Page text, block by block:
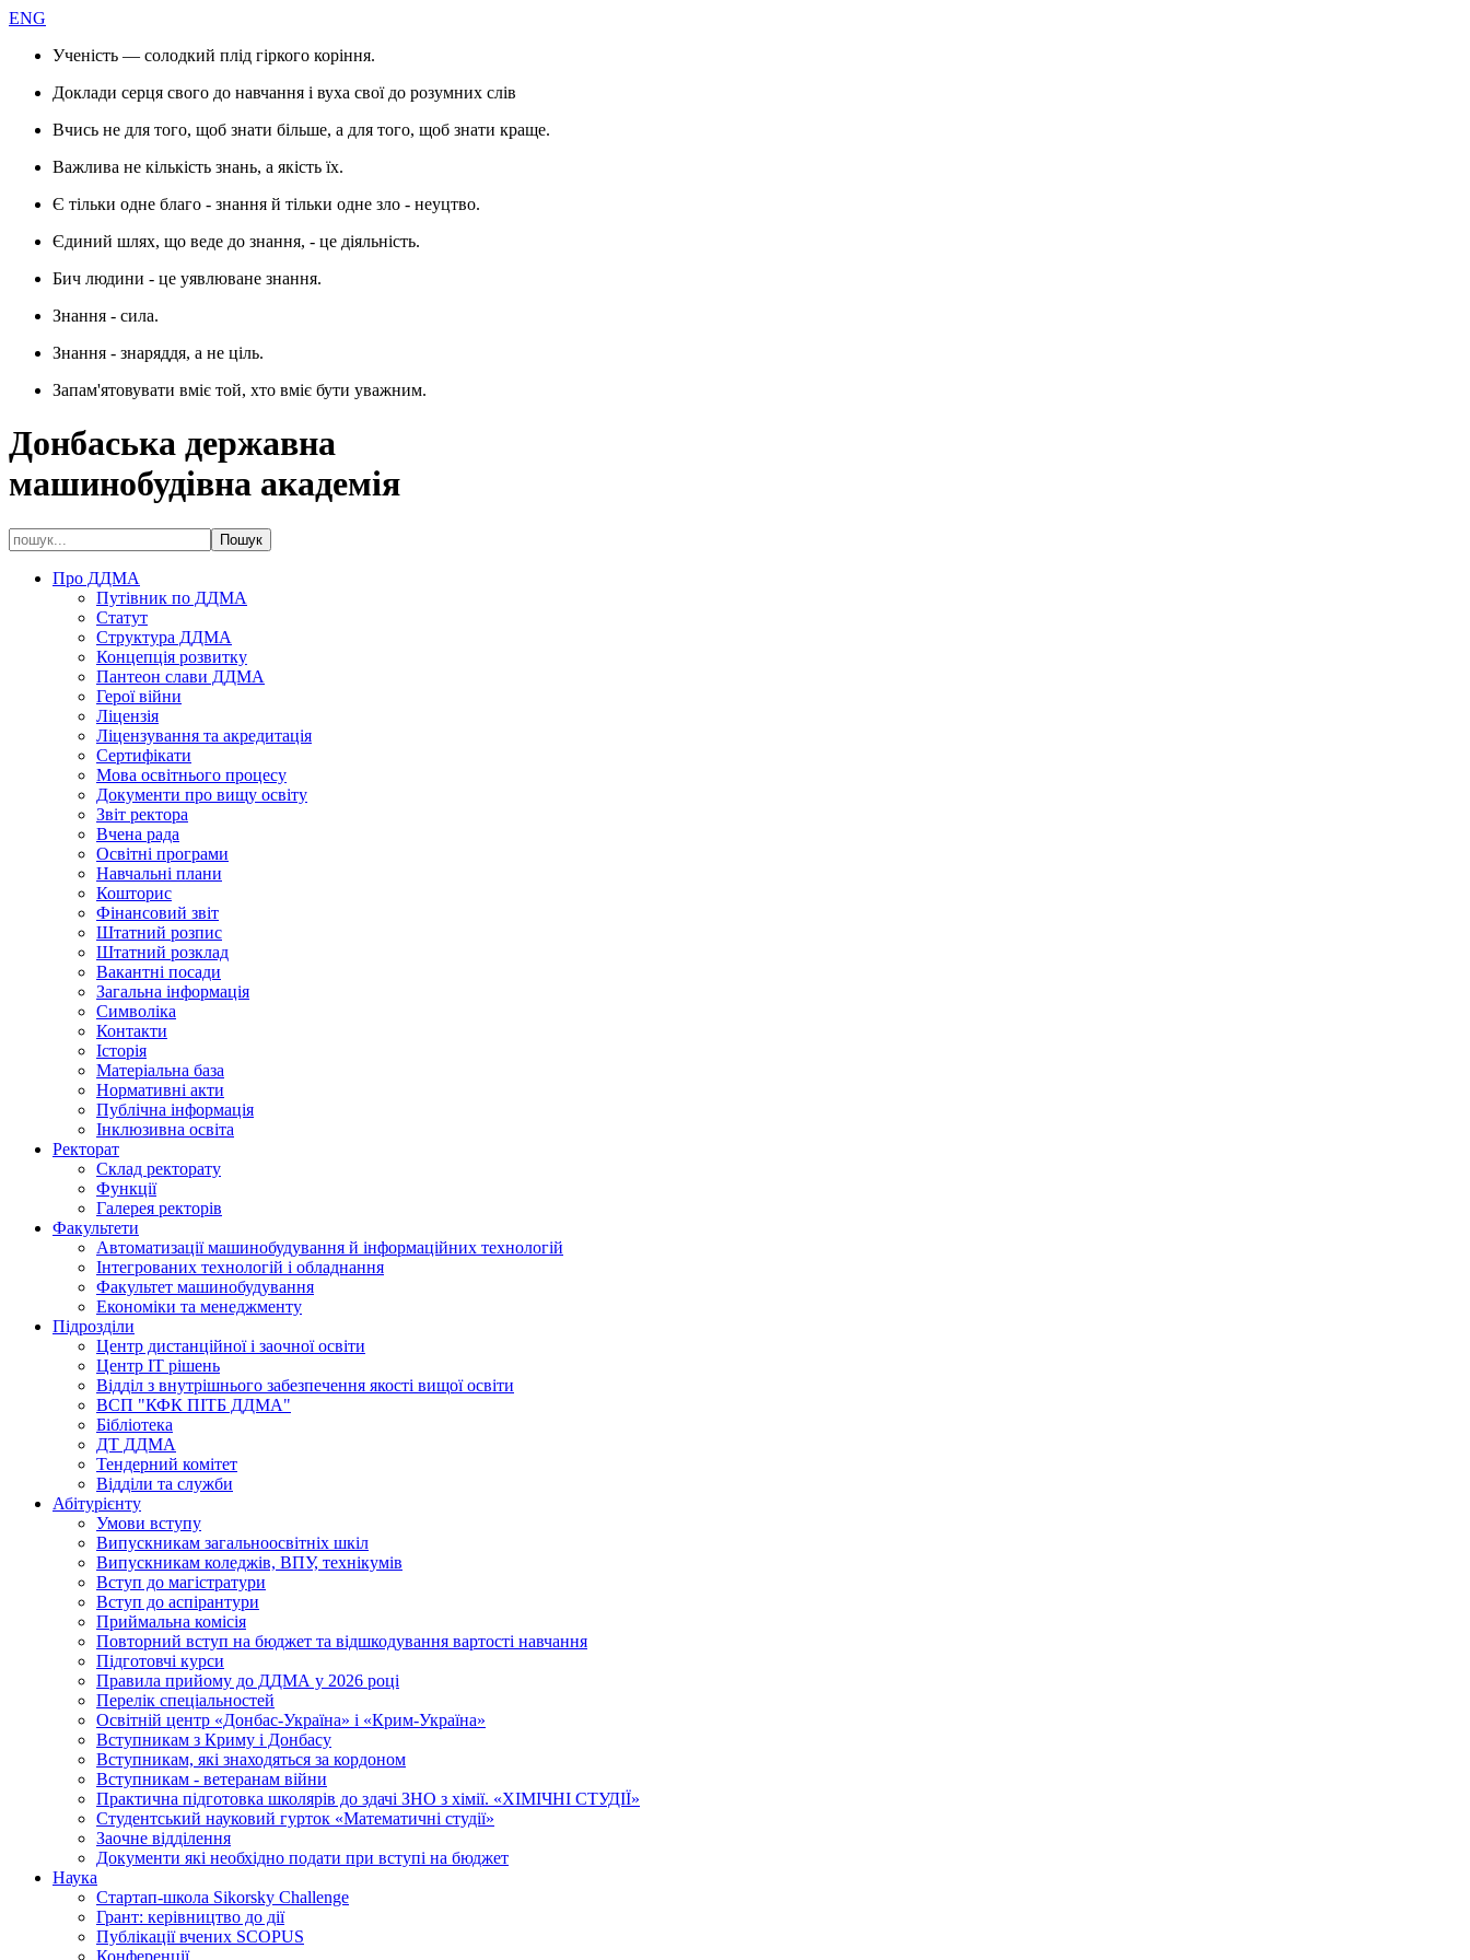
ENG
Ученість — солодкий плід гіркого коріння.
Доклади серця свого до навчання і вуха свої до розумних слів
Вчись не для того, щоб знати більше, а для того, щоб знати краще.
Важлива не кількість знань, а якість їх.
Є тільки одне благо - знання й тільки одне зло - неуцтво.
Єдиний шлях, що веде до знання, - це діяльність.
Бич людини - це уявлюване знання.
Знання - сила.
Знання - знаряддя, а не ціль.
Запам'ятовувати вміє той, хто вміє бути уважним.
Донбаська державна
машинобудівна академія
Про ДДМА
Путівник по ДДМА
Статут
Структура ДДМА
Концепція розвитку
Пантеон слави ДДМА
Герої війни
Ліцензія
Ліцензування та акредитація
Сертифікати
Мова освітнього процесу
Документи про вищу освіту
Звіт ректора
Вчена рада
Освітні програми
Навчальні плани
Кошторис
Фінансовий звіт
Штатний розпис
Штатний розклад
Вакантні посади
Загальна інформація
Символіка
Контакти
Історія
Матеріальна база
Нормативні акти
Публічна інформація
Інклюзивна освіта
Ректорат
Склад ректорату
Функції
Галерея ректорів
Факультети
Автоматизації машинобудування й інформаційних технологій
Інтегрованих технологій і обладнання
Факультет машинобудування
Економіки та менеджменту
Підрозділи
Центр дистанційної і заочної освіти
Центр ІТ рішень
Відділ з внутрішнього забезпечення якості вищої освіти
ВСП "КФК ПІТБ ДДМА"
Бібліотека
ДТ ДДМА
Тендерний комітет
Відділи та служби
Абітурієнту
Умови вступу
Випускникам загальноосвітніх шкіл
Випускникам коледжів, ВПУ, технікумів
Вступ до магістратури
Вступ до аспірантури
Приймальна комісія
Повторний вступ на бюджет та відшкодування вартості навчання
Підготовчі курси
Правила прийому до ДДМА у 2026 році
Перелік спеціальностей
Освітній центр «Донбас-Україна» і «Крим-Україна»
Вступникам з Криму і Донбасу
Вступникам, які знаходяться за кордоном
Вступникам - ветеранам війни
Практична підготовка школярів до здачі ЗНО з хімії. «ХІМІЧНІ СТУДІЇ»
Студентський науковий гурток «Математичні студії»
Заочне відділення
Документи які необхідно подати при вступі на бюджет
Наука
Стартап-школа Sikorsky Challenge
Грант: керівництво до дії
Публікації вчених SCOPUS
Конференції